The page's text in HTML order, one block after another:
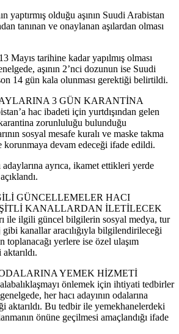
yaptırmış olduğu aşının Suudi Arabistan
tanınan ve onaylanan aşılardan olması
Mayıs tarihine kadar yapılmış olması
aşının 2’nci dozunun ise Suudi
14 gün kala olunması gerektiği belirtildi.
3 GÜN KARANTİNA
hac ibadeti için yurtdışından gelen
zorunluluğu bulunduğu
sosyal mesafe kuralı ve maske takma
devam edeceği ifade edildi.
adaylarına ayrıca, ikamet ettikleri yerde
GÜNCELLEMELER HACI
KANALLARDAN İLETİLECEK
ile ilgili güncel bilgilerin sosyal medya, tur
gibi kanallar aracılığıyla bilgilendirileceği
toplanacağı yerlere ise özel ulaşım
YEMEK HİZMETİ
önlemek için ihtiyati tedbirler
her hacı adayının odalarına
aktarıldı. Bu tedbir ile yemekhanelerdeki
önüne geçilmesi amaçlandığı ifade